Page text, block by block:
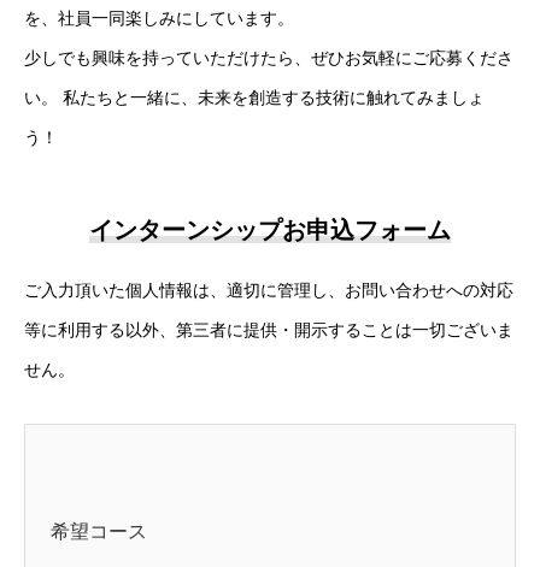
を、社員一同楽しみにしています。
少しでも興味を持っていただけたら、ぜひお気軽にご応募くださ
い。 私たちと一緒に、未来を創造する技術に触れてみましょ
う！
インターンシップお申込フォーム
ご入力頂いた個人情報は、適切に管理し、お問い合わせへの対応
等に利用する以外、第三者に提供・開示することは一切ございま
せん。
希望コース